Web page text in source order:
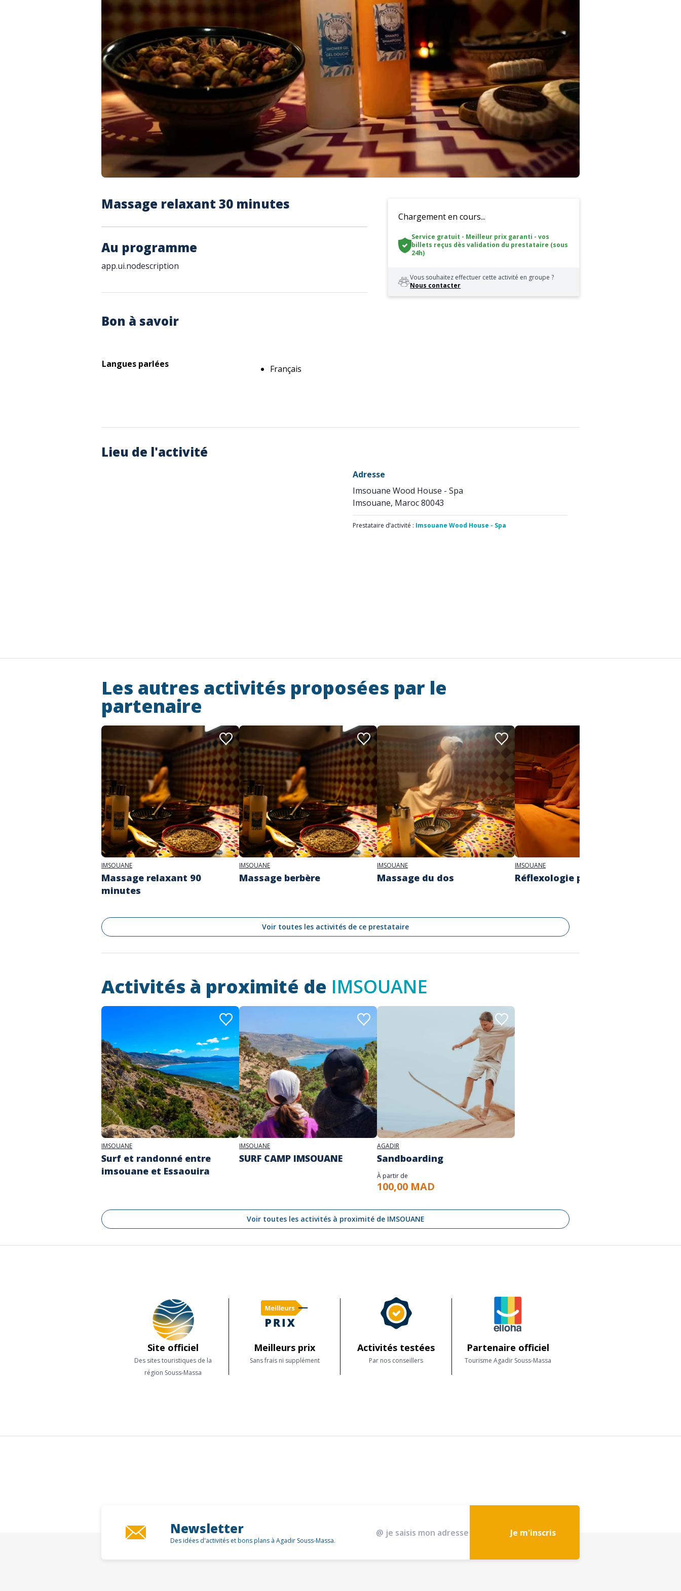
Massage relaxant 30 minutes
Au programme
app.ui.nodescription
Bon à savoir
Langues parlées Français
Chargement en cours...
Service gratuit - Meilleur prix garanti - vos
billets reçus dès validation du prestataire (sous
24h)
Vous souhaitez effectuer cette activité en groupe ?
Nous contacter
Lieu de l'activité
Adresse
Imsouane Wood House - Spa
Imsouane, Maroc 80043
Prestataire d’activité : Imsouane Wood House - Spa
Les autres activités proposées par le
partenaire
IMSOUANE
Massage relaxant 90
minutes
IMSOUANE
Massage berbère
IMSOUANE
Massage du dos
IMSOUANE
Réflexologie plantaire
Voir toutes les activités de ce prestataire
Activités à proximité de IMSOUANE
IMSOUANE
Surf et randonné entre
imsouane et Essaouira
IMSOUANE
SURF CAMP IMSOUANE
AGADIR
Sandboarding
À partir de
100,00 MAD
Voir toutes les activités à proximité de IMSOUANE
Site officiel
Des sites touristiques de la
région Souss-Massa
Meilleurs prix
Sans frais ni supplément
Activités testées
Par nos conseillers
Partenaire officiel
Tourisme Agadir Souss-Massa
Newsletter
Des idées d'activités et bons plans à Agadir Souss-Massa.
Je m'inscris